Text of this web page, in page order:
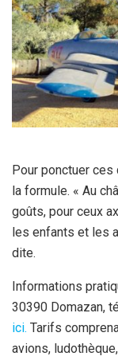
Pour ponctuer ces
la formule. « Au
goûts, pour ceux
les enfants et les
dite.
Informations
30390 Domazan,
ici. Tarifs
avions,